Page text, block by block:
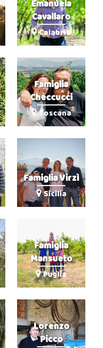
Emanuela
Cavallaro
Calabria
Famiglia
Checcucci
Toscana
Famiglia Virzì
Sicilia
Famiglia
Mansueto
Puglia
Lorenzo
Picco